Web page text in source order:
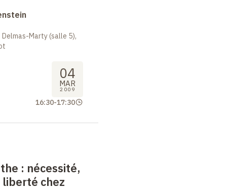
Marty (salle 5),
04
MAR
2009
16:30-17:30
: nécessité,
chez